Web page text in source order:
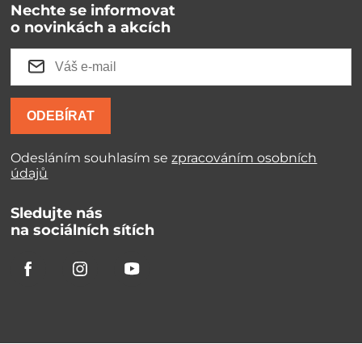
Nechte se informovat
o novinkách a akcích
ODEBÍRAT
Odesláním souhlasím sezpracováním osobních
údajů
Sledujte nás
na sociálních sítích